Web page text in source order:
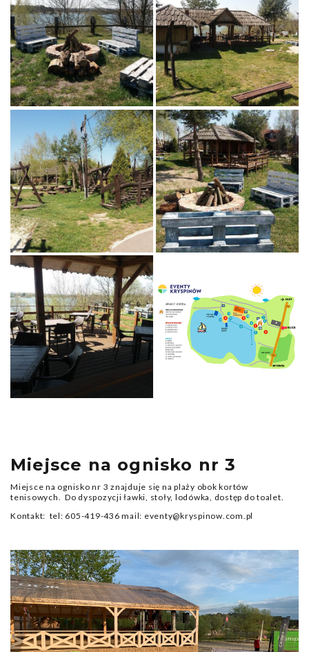
Miejsce na ognisko nr 3
Miejsce na ognisko nr 3 znajduje się na plaży obok kortów
tenisowych. Do dyspozycji ławki, stoły, lodówka, dostęp do toalet.
Kontakt: tel: 605-419-436 mail: eventy@kryspinow.com.pl